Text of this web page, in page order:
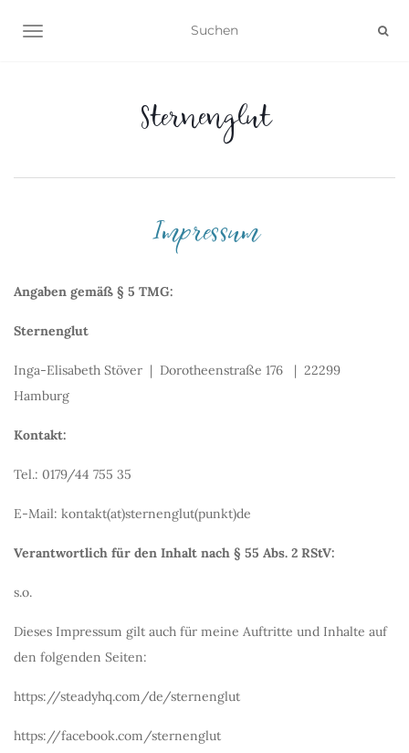
NAVIGATION UMSCHALTEN
Sternenglut
Impressum
Angaben gemäß § 5 TMG:
Sternenglut
Inga-Elisabeth Stöver | Dorotheenstraße 176 | 22299
Hamburg
Kontakt:
Tel.: 0179/44 755 35
E-Mail: kontakt(at)sternenglut(punkt)de
Verantwortlich für den Inhalt nach § 55 Abs. 2 RStV:
s.o.
Dieses Impressum gilt auch für meine Auftritte und Inhalte auf
den folgenden Seiten:
https://steadyhq.com/de/sternenglut
https://facebook.com/sternenglut